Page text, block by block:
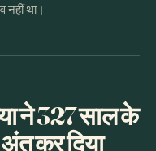
नहीं था।
ने 327 साल के
कर दिया